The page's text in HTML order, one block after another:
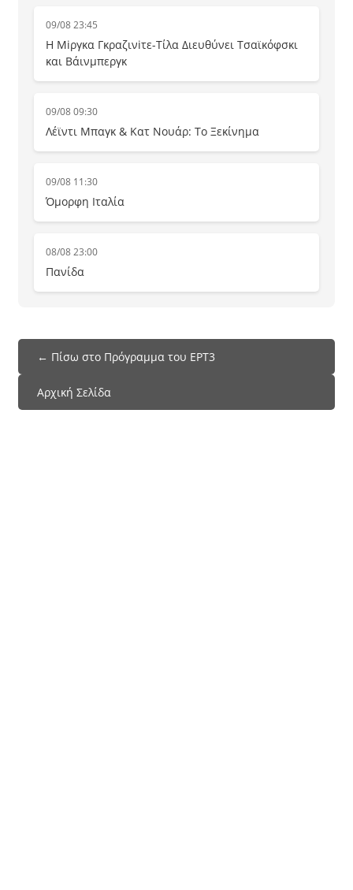
09/08 23:45
Η Μiργκα Γκραζινiτε-Τίλα Διευθύνει Τσαϊκόφσκι
και Βάινμπεργκ
09/08 09:30
Λέϊντι Μπαγκ & Κατ Νουάρ: Το Ξεκίνημα
09/08 11:30
Όμορφη Ιταλία
08/08 23:00
Πανίδα
← Πίσω στο Πρόγραμμα του ΕΡΤ3
Αρχική Σελίδα